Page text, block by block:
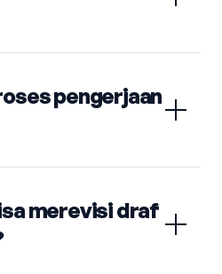
pengerjaan
merevisi draf